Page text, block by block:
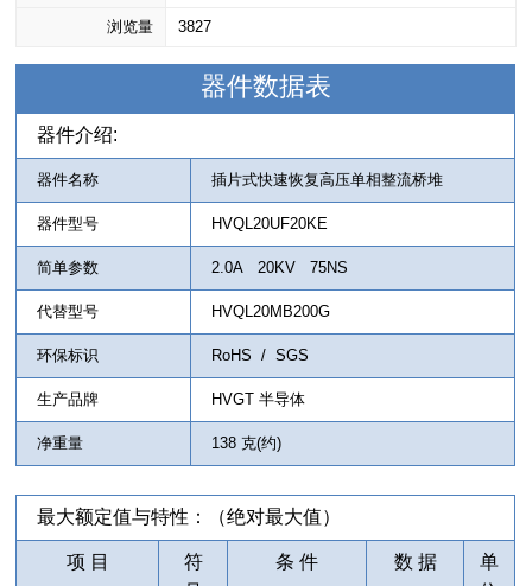
HVQL20MB200G
浏览量 3827
器件数据表
器件介绍:
器件名称 插片式快速恢复高压单相整流桥堆
器件型号 HVQL20UF20KE
简单参数 2.0A 20KV 75NS
代替型号 HVQL20MB200G
环保标识 RoHS / SGS
生产品牌 HVGT 半导体
净重量 138 克(约)
最大额定值与特性：（绝对最大值）
项 目
符
条 件 数 据
单